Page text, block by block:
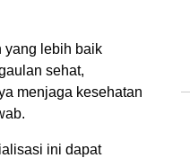
yang lebih baik
sehat,
menjaga kesehatan
ini dapat